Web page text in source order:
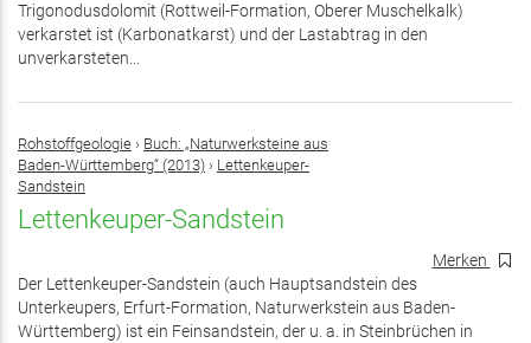
Trigonodusdolomit (Rottweil-Formation, Oberer Muschelkalk)
verkarstet ist (Karbonatkarst) und der Lastabtrag in den
unverkarsteten...
Rohstoffgeologie › Buch: „Naturwerksteine aus
Baden-Württemberg“ (2013) › Lettenkeuper-
Sandstein
Lettenkeuper-Sandstein
Merken
Der Lettenkeuper-Sandstein (auch Hauptsandstein des
Unterkeupers, Erfurt-Formation, Naturwerkstein aus Baden-
Württemberg) ist ein Feinsandstein, der u. a. in Steinbrüchen in